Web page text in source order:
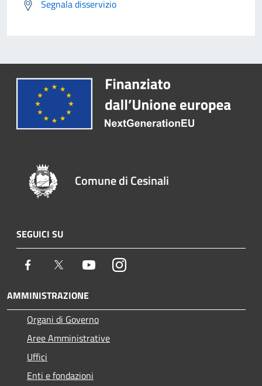
Segnala disservizio
Comune di Cesinali
SEGUICI SU
Facebook Twitter YoutubeInstagram
AMMINISTRAZIONE
Organi di Governo
Aree Amministrative
Uffici
Enti e fondazioni